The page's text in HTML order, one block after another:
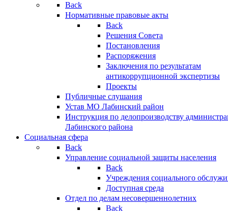
Back
Нормативные правовые акты
Back
Решения Совета
Постановления
Распоряжения
Заключения по результатам
антикоррупционной экспертизы
Проекты
Публичные слушания
Устав МО Лабинский район
Инструкция по делопроизводству
Лабинского района
Социальная сфера
Back
Управление социальной защиты населения
Back
Учреждения социального
Доступная среда
Отдел по делам несовершеннолетних
Back